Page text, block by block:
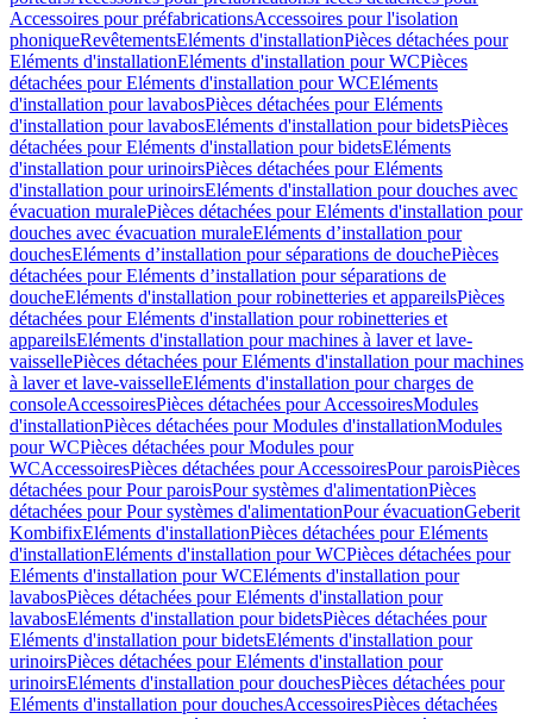
Accessoires pour préfabricationsAccessoires pour l'isolation
phoniqueRevêtementsEléments d'installationPièces détachées pour
Eléments d'installationEléments d'installation pour WCPièces
détachées pour Eléments d'installation pour WCEléments
d'installation pour lavabosPièces détachées pour Eléments
d'installation pour lavabosEléments d'installation pour bidetsPièces
détachées pour Eléments d'installation pour bidetsEléments
d'installation pour urinoirsPièces détachées pour Eléments
d'installation pour urinoirsEléments d'installation pour douches avec
évacuation muralePièces détachées pour Eléments d'installation pour
douches avec évacuation muraleEléments d’installation pour
douchesEléments d’installation pour séparations de douchePièces
détachées pour Eléments d’installation pour séparations de
doucheEléments d'installation pour robinetteries et appareilsPièces
détachées pour Eléments d'installation pour robinetteries et
appareilsEléments d'installation pour machines à laver et lave-
vaissellePièces détachées pour Eléments d'installation pour machines
à laver et lave-vaisselleEléments d'installation pour charges de
consoleAccessoiresPièces détachées pour AccessoiresModules
d'installationPièces détachées pour Modules d'installationModules
pour WCPièces détachées pour Modules pour
WCAccessoiresPièces détachées pour AccessoiresPour paroisPièces
détachées pour Pour paroisPour systèmes d'alimentationPièces
détachées pour Pour systèmes d'alimentationPour évacuationGeberit
KombifixEléments d'installationPièces détachées pour Eléments
d'installationEléments d'installation pour WCPièces détachées pour
Eléments d'installation pour WCEléments d'installation pour
lavabosPièces détachées pour Eléments d'installation pour
lavabosEléments d'installation pour bidetsPièces détachées pour
Eléments d'installation pour bidetsEléments d'installation pour
urinoirsPièces détachées pour Eléments d'installation pour
urinoirsEléments d'installation pour douchesPièces détachées pour
Eléments d'installation pour douchesAccessoiresPièces détachées